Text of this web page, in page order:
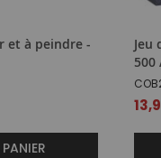
et à peindre -
Jeu
500